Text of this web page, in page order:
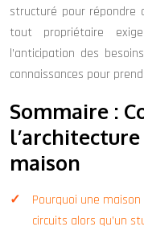
structuré pour répondre
tout propriétaire
l’anticipation des
connaissances pour
Sommaire :
maison
Pourquoi une
circuits alors qu’un